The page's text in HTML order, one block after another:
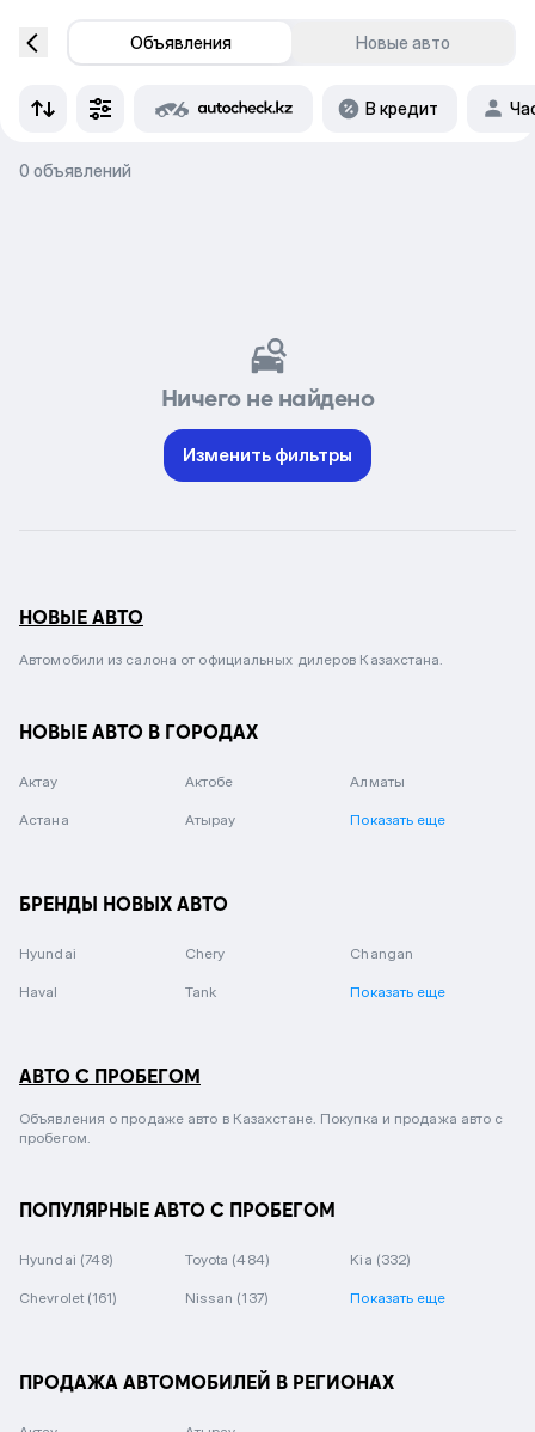
Объявления Новые авто
В кредит
0 объявлений
Ничего не найдено
Изменить фильтры
НОВЫЕ АВТО
Автомобили из салона от официальных дилеров Казахстана.
НОВЫЕ АВТО В ГОРОДАХ
Актау Актобе Алматы
Астана Атырау Показать еще
БРЕНДЫ НОВЫХ АВТО
Hyundai Chery Changan
Haval Tank Показать еще
АВТО С ПРОБЕГОМ
Объявления о продаже авто в Казахстане. Покупка и продажа авто с
пробегом.
ПОПУЛЯРНЫЕ АВТО С ПРОБЕГОМ
Hyundai (748) Toyota (484) Kia (332)
Chevrolet (161) Nissan (137) Показать еще
ПРОДАЖА АВТОМОБИЛЕЙ В РЕГИОНАХ